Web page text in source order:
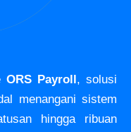
ORS Payroll , solusi
menangani sistem
hingga ribuan